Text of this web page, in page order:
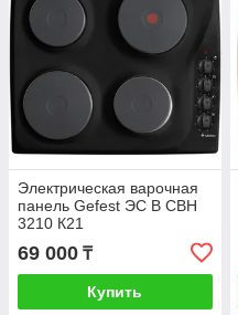
Электрическая варочная
панель Gefest ЭС В СВН
3210 К21
69 000 ₸
Купить